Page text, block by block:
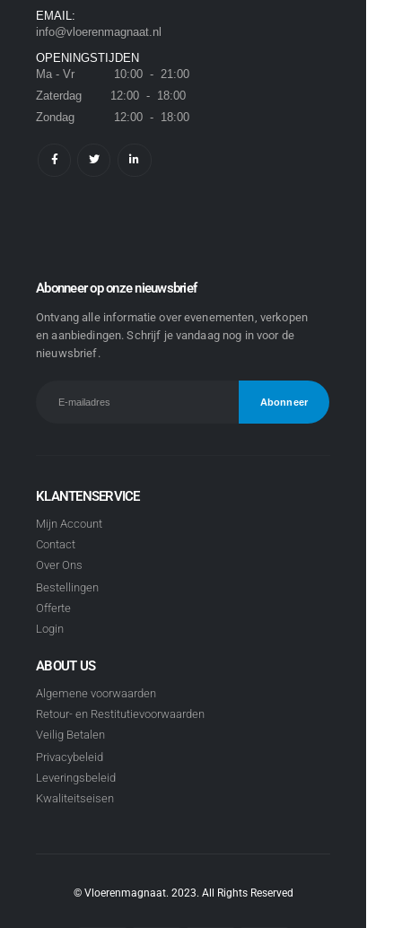
EMAIL:
info@vloerenmagnaat.nl
OPENINGSTIJDEN
Ma - Vr 10:00 - 21:00
Zaterdag 12:00 - 18:00
Zondag 12:00 - 18:00
Abonneer op onze nieuwsbrief
Ontvang alle informatie over evenementen, verkopen
en aanbiedingen. Schrijf je vandaag nog in voor de
nieuwsbrief.
KLANTENSERVICE
Mijn Account
Contact
Over Ons
Bestellingen
Offerte
Login
ABOUT US
Algemene voorwaarden
Retour- en Restitutievoorwaarden
Veilig Betalen
Privacybeleid
Leveringsbeleid
Kwaliteitseisen
© Vloerenmagnaat. 2023. All Rights Reserved